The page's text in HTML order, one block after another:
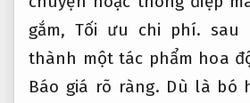
gắm,Tối ưu chi phí. sau
thành một tác phẩm hoa
Báo giá rõ ràng. Dù là bó